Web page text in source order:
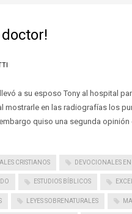
doctor!
a su esposo Tony al hospital
mostrarle en las radiografías los
quiso una segunda
CRISTIANOS DEVOCIONALES
ESTUDIOS BÍBLICOS
LEYES SOBRENATURALES